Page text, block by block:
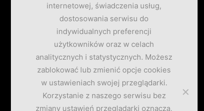
internetowej, świadczenia usług,
dostosowania serwisu do
indywidualnych preferencji
użytkowników oraz w celach
analitycznych i statystycznych. Możesz
zablokować lub zmienić opcje cookies
w ustawieniach swojej przeglądarki.
Korzystanie z naszego serwisu bez
zmiany ustawień przeglądarki oznacza,